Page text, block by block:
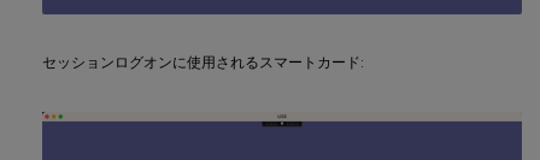
セッションログオンに使用されるスマートカード: